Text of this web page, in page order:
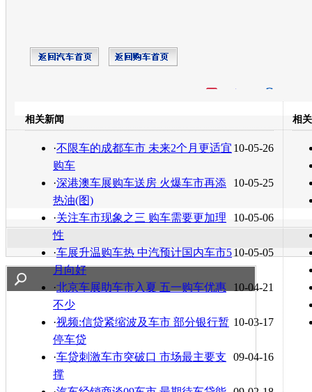
转发至：
相关新闻
10-05-26
·不限车的成都车市 未来2个月更适宜
购车
10-05-25
·深港澳车展购车送房 火爆车市再添
热油(图)
10-05-06
·关注车市现象之三 购车需要更加理
性
10-05-05
·车展升温购车热 中汽预计国内车市5
月向好
10-04-21
·北京车展助车市入夏 五一购车优惠
不少
10-03-17
·视频:信贷紧缩波及车市 部分银行暂
停车贷
09-04-16
·车贷刺激车市突破口 市场最主要支
撑
相